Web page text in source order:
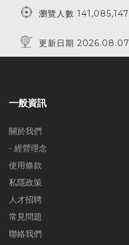
瀏覽人數 141,085,147
更新日期 2026.08.07
一般資訊
關於我們
- 經營理念
使用條款
私隱政策
人才招聘
常見問題
聯絡我們